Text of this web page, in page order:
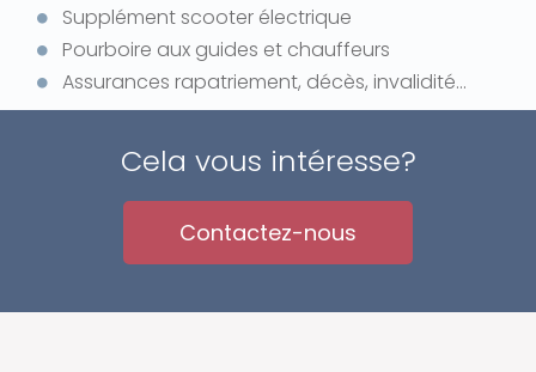
Supplément scooter électrique
Pourboire aux guides et chauffeurs
Assurances rapatriement, décès, invalidité...
Cela vous intéresse?
Contactez-nous